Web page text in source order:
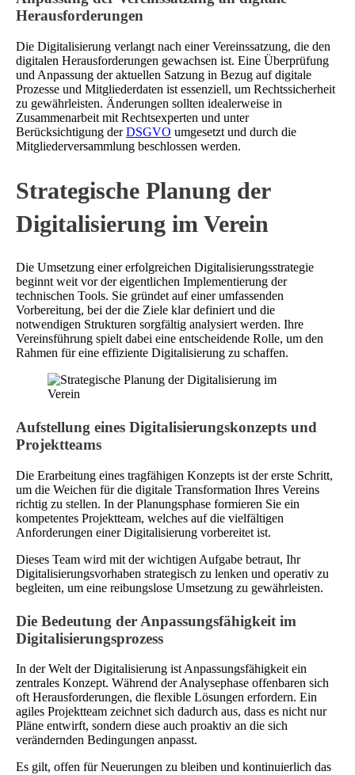
Herausforderungen
Die Digitalisierung verlangt nach einer Vereinssatzung, die den
digitalen Herausforderungen gewachsen ist. Eine Überprüfung
und Anpassung der aktuellen Satzung in Bezug auf digitale
Prozesse und Mitgliederdaten ist essenziell, um Rechtssicherheit
zu gewährleisten. Änderungen sollten idealerweise in
Zusammenarbeit mit Rechtsexperten und unter
Berücksichtigung derDSGVO umgesetzt und durch die
Mitgliederversammlung beschlossen werden.
Strategische Planung der
Digitalisierung im Verein
Die Umsetzung einer erfolgreichen Digitalisierungsstrategie
beginnt weit vor der eigentlichen Implementierung der
technischen Tools. Sie gründet auf einer umfassenden
Vorbereitung, bei der die Ziele klar definiert und die
notwendigen Strukturen sorgfältig analysiert werden. Ihre
Vereinsführung spielt dabei eine entscheidende Rolle, um den
Rahmen für eine effiziente Digitalisierung zu schaffen.
Aufstellung eines Digitalisierungskonzepts und
Projektteams
Die Erarbeitung eines tragfähigen Konzepts ist der erste Schritt,
um die Weichen für die digitale Transformation Ihres Vereins
richtig zu stellen. In der Planungsphase formieren Sie ein
kompetentes Projektteam, welches auf die vielfältigen
Anforderungen einer Digitalisierung vorbereitet ist.
Dieses Team wird mit der wichtigen Aufgabe betraut, Ihr
Digitalisierungsvorhaben strategisch zu lenken und operativ zu
begleiten, um eine reibungslose Umsetzung zu gewährleisten.
Die Bedeutung der Anpassungsfähigkeit im
Digitalisierungsprozess
In der Welt der Digitalisierung ist Anpassungsfähigkeit ein
zentrales Konzept. Während der Analysephase offenbaren sich
oft Herausforderungen, die flexible Lösungen erfordern. Ein
agiles Projektteam zeichnet sich dadurch aus, dass es nicht nur
Pläne entwirft, sondern diese auch proaktiv an die sich
verändernden Bedingungen anpasst.
Es gilt, offen für Neuerungen zu bleiben und kontinuierlich das